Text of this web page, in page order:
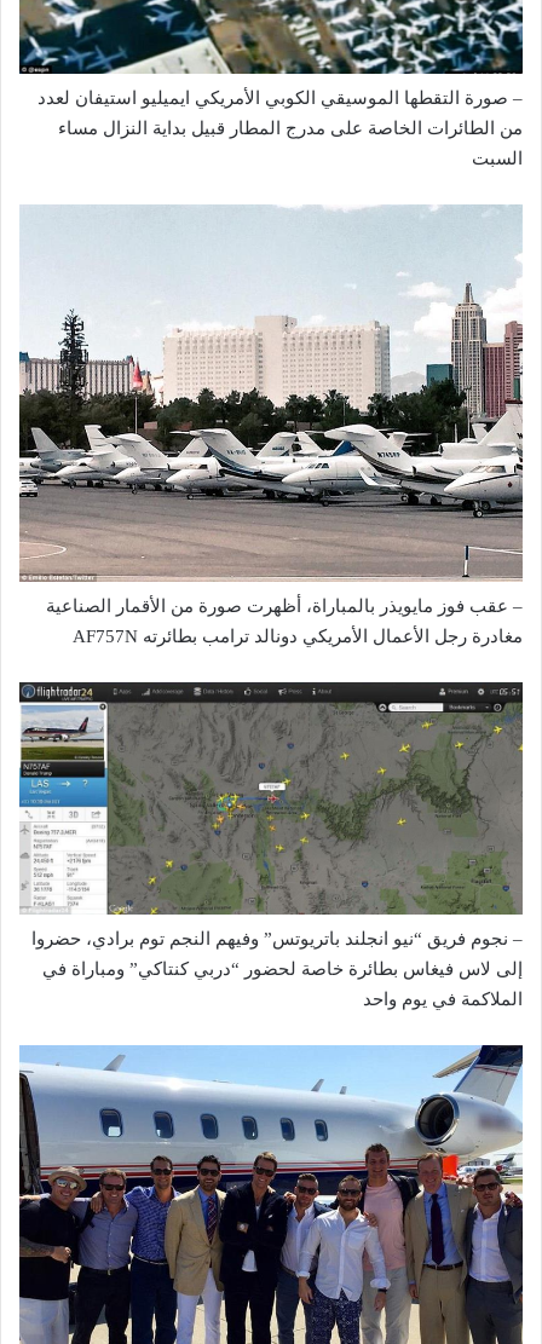
– صورة التقطها الموسيقي الكوبي الأمريكي ايميليو استيفان لعدد
من الطائرات الخاصة على مدرج المطار قبيل بداية النزال مساء
السبت
– عقب فوز مايويذر بالمباراة، أظهرت صورة من الأقمار الصناعية
مغادرة رجل الأعمال الأمريكي دونالد ترامب بطائرته AF757N
– نجوم فريق “نيو انجلند باتريوتس” وفيهم النجم توم برادي، حضروا
إلى لاس فيغاس بطائرة خاصة لحضور “دربي كنتاكي” ومباراة في
الملاكمة في يوم واحد